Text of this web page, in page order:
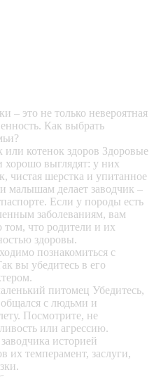
– это не только невероятная
Как выбрать
или котенок здоров Здоровые
выглядят: у них
чистая шерстка и упитанное
малышам делает заводчик –
Если у породы есть
заболеваниям, вам
том, что родители и их
здоровы.
познакомиться с
вы убедитесь в его
питомец Убедитесь,
с людьми и
Посмотрите, не
или агрессию.
историей
их темперамент, заслуги,